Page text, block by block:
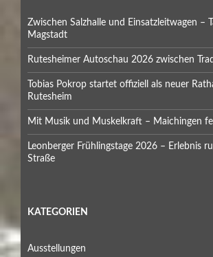
Zwischen Salzhalle und Einsatzleitwagen –
Magstadt
Rutesheimer Autoschau 2026 zwischen
Tobias Pokrop startet offiziell als neuer
Rutesheim
Mit Musik und Muskelkraft – Maichingen
Leonberger Frühlingstage 2026 – Erlebnis
Straße
KATEGORIEN
Ausstellungen